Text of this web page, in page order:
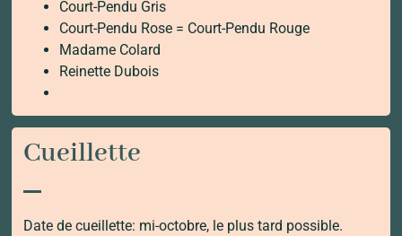
Court-Pendu Gris
Court-Pendu Rose = Court-Pendu Rouge
Madame Colard
Reinette Dubois
Cueillette
Date de cueillette: mi-octobre, le plus tard possible.